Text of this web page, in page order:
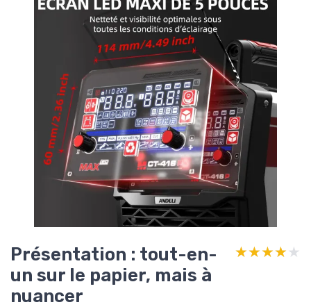
Présentation : tout-en-
un sur le papier, mais à
nuancer
★★★★★
★★★★★